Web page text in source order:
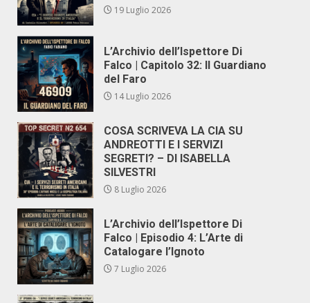
19 Luglio 2026
L’Archivio dell’Ispettore Di
Falco | Capitolo 32: Il Guardiano
del Faro
14 Luglio 2026
COSA SCRIVEVA LA CIA SU
ANDREOTTI E I SERVIZI
SEGRETI? – DI ISABELLA
SILVESTRI
8 Luglio 2026
L’Archivio dell’Ispettore Di
Falco | Episodio 4: L’Arte di
Catalogare l’Ignoto
7 Luglio 2026